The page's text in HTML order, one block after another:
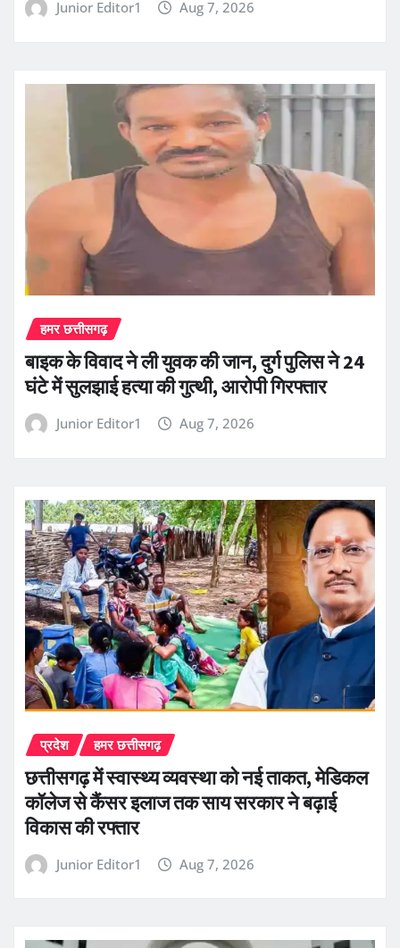
Junior Editor1 Aug 7, 2026
हमर छत्तीसगढ़
बाइक के विवाद ने ली युवक की जान, दुर्ग पुलिस ने 24
घंटे में सुलझाई हत्या की गुत्थी, आरोपी गिरफ्तार
Junior Editor1 Aug 7, 2026
प्रदेश हमर छत्तीसगढ़
छत्तीसगढ़ में स्वास्थ्य व्यवस्था को नई ताकत, मेडिकल
कॉलेज से कैंसर इलाज तक साय सरकार ने बढ़ाई
विकास की रफ्तार
Junior Editor1 Aug 7, 2026